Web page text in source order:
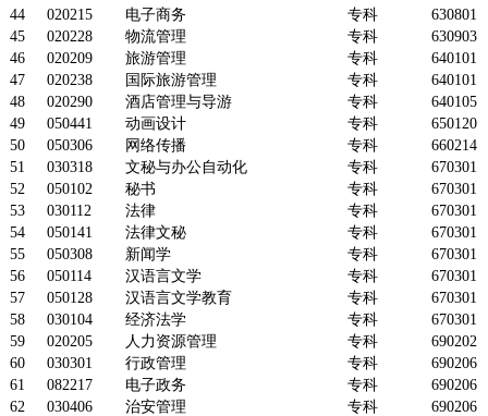
44
020215 电子商务 专科
630801
45
020228 物流管理 专科
630903
46
020209 旅游管理 专科
640101
47
020238 国际旅游管理 专科
640101
48
020290 酒店管理与导游 专科
640105
49
050441 动画设计 专科
650120
50
050306 网络传播 专科
660214
51
030318 文秘与办公自动化 专科
670301
52
050102 秘书 专科
670301
53
030112 法律 专科
670301
54
050141 法律文秘 专科
670301
55
050308 新闻学 专科
670301
56
050114 汉语言文学 专科
670301
57
050128 汉语言文学教育 专科
670301
58
030104 经济法学 专科
670301
59
020205 人力资源管理 专科
690202
60
030301 行政管理 专科
690206
61
082217 电子政务 专科
690206
62
030406 治安管理 专科
690206